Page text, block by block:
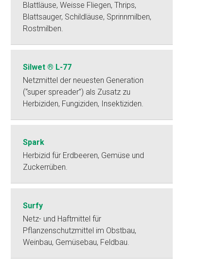
Blattläuse, Weisse Fliegen, Thrips,
Blattsauger, Schildläuse, Sprinnmilben,
Rostmilben.
Silwet ® L-77
Netzmittel der neuesten Generation
(“super spreader”) als Zusatz zu
Herbiziden, Fungiziden, Insektiziden.
Spark
Herbizid für Erdbeeren, Gemüse und
Zuckerrüben.
Surfy
Netz- und Haftmittel für
Pflanzenschutzmittel im Obstbau,
Weinbau, Gemüsebau, Feldbau.